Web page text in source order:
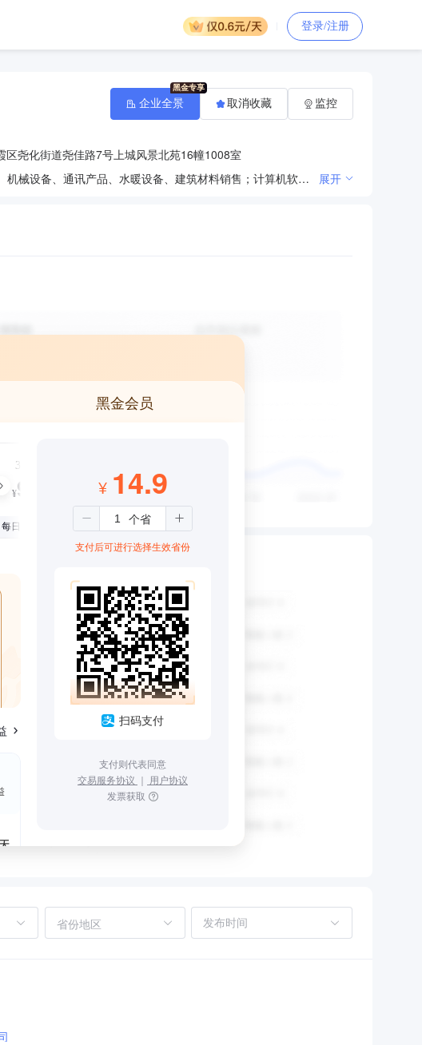
登录/注册
区尧化街道尧佳路7号上城风景北苑16幢1008室
电气成套设备、供水装置技术研发、安装、维修、销售及售后服务；水泵、电子、电器产品、机械设备、通讯产品、水暖设备、建筑材料销售；计算机软、硬件的研发、销售；通讯工程、网络工程施工及设备安装；管道工程、市政工程；电子信息咨询服务；提供建筑劳务服务。（依法须经批准的项目，经相关部门批准后方可开展经营活动） 展开
企业全景 取消收藏 监控
黑金会员
3个月
¥99
每日仅1.08元
¥ 14.9
支付后可进行选择生效省份
扫码支付
支付则代表同意
交易服务协议 ｜ 用户协议
发票获取
省份地区